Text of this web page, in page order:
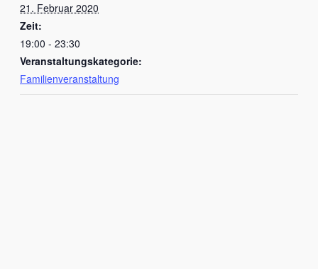
21. Februar 2020
Zeit:
19:00 - 23:30
Veranstaltungskategorie:
Familienveranstaltung